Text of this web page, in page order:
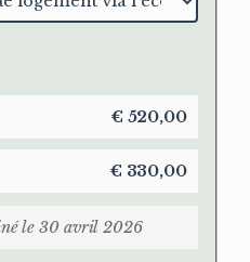
€ 520,00
€ 330,00
le 30 avril 2026